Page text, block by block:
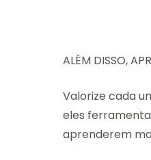
ALÉM DISSO,
Valorize cada
eles
aprenderem